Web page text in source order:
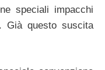
speciali impacchi
Già questo suscita